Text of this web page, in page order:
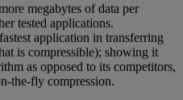
megabytes of data per
tested applications.
application in transferring
is compressible); showing it
as opposed to its competitors,
the-fly compression.